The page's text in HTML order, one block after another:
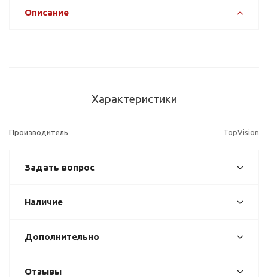
Описание
Характеристики
Производитель TopVision
Задать вопрос
Наличие
Дополнительно
Отзывы